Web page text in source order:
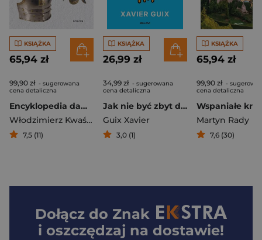
KSIĄŻKA
65,94 zł
99,90 zł - sugerowana
cena detaliczna
Encyklopedia dawnej broni i uzbrojenia ochronnego
Włodzimierz Kwaśniewicz
7,5 (11)
KSIĄŻKA
26,99 zł
34,99 zł - sugerowana
cena detaliczna
Jak nie być zbyt dobrym
Guix Xavier
3,0 (1)
KSIĄŻKA
65,94 zł
99,90 zł -
cena detaliczna
Martyn Rady
7,6 (30)
Dołącz do Znak
i oszczędzaj na dostawie!